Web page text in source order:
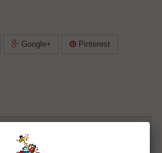
Google+ Pinterest